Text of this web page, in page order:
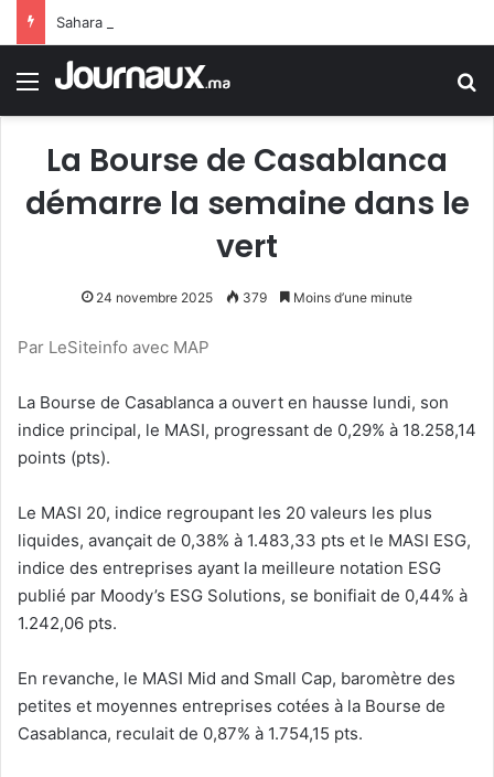
Menu
La Bourse de Casablanca
démarre la semaine dans le
vert
24 novembre 2025 379 Moins d’une minute
Par LeSiteinfo avec MAP
La Bourse de Casablanca a ouvert en hausse lundi, son
indice principal, le MASI, progressant de 0,29% à 18.258,14
points (pts).
Le MASI 20, indice regroupant les 20 valeurs les plus
liquides, avançait de 0,38% à 1.483,33 pts et le MASI ESG,
indice des entreprises ayant la meilleure notation ESG
publié par Moody’s ESG Solutions, se bonifiait de 0,44% à
1.242,06 pts.
En revanche, le MASI Mid and Small Cap, baromètre des
petites et moyennes entreprises cotées à la Bourse de
Casablanca, reculait de 0,87% à 1.754,15 pts.